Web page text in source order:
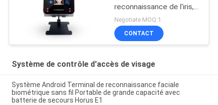
reconnaissance de l'iris,
le scanner des yeux,
avec TCP/IP et support
de logiciel Web
Negotiate MOQ:1
CONTACT
Système de contrôle d'accès de visage
Système Android Terminal de reconnaissance faciale
biométrique sans fil Portable de grande capacité avec
batterie de secours Horus E1